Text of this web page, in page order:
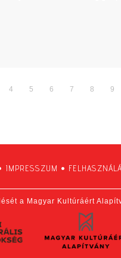
4 5 6 7 8 9
IMPRESSZUM •
a Magyar Kultúráért